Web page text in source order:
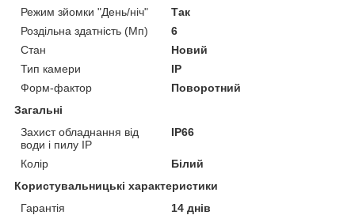
Режим зйомки "День/ніч"
Так
Роздільна здатність (Мп)
6
Стан
Новий
Тип камери
IP
Форм-фактор
Поворотний
Загальні
Захист обладнання від
води і пилу IP
IP66
Колір
Білий
Користувальницькі характеристики
Гарантія
14 днів